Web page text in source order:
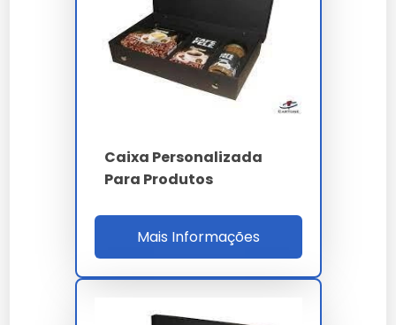
nutracêutico, IATF 16949 automotivo, ISO 13485
dispositivos médicos. A homologação cobre
indústrias nacionais grande conta multisetor B2B
com contratos branding corporativo sazonal
campanhas promocionais e lançamentos.
gráfica física 1:1 todos acabamentos,
cromatização Pantone delta E inferior a 2, laudo
MTBF formadora 900h, setup 40 min primeira
arte multi-acabamento, ROI 20% e SLA OTIF 98%.
A auditoria cobre ISO 9001, 14001, 17025, FSC CoC,
estoque 15 dias custom, compliance setorial e
Caixa Personalizada
Para Produtos
Mais Informações